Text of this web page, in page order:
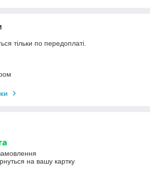
тільки по передоплаті.
на вашу картку